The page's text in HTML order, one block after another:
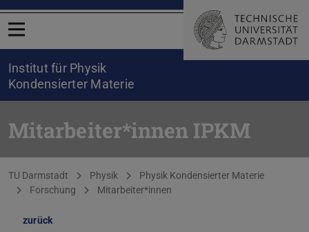
Menü öffnen
Institut für Physik
Kondensierter Materie
Mitarbeiter*innen IPKM
Sie befinden sich hier:
TU Darmstadt Physik
Physik Kondensierter Materie
Forschung
Mitarbeiter*innen
zurück